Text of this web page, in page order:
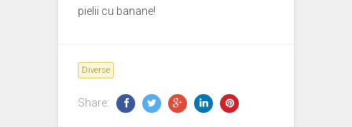
pielii cu banane!
Diverse
Share: